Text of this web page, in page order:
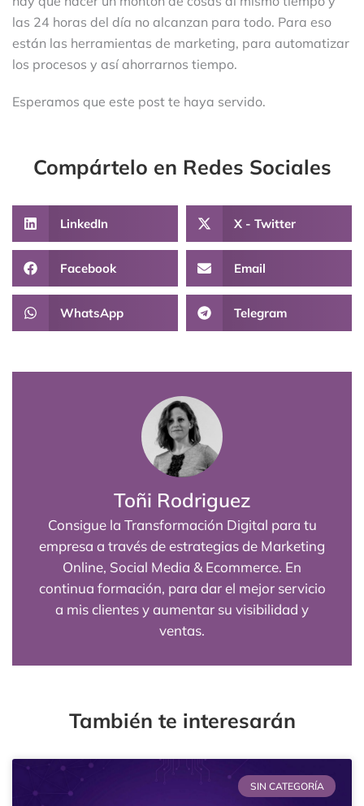
las 24 horas del día no alcanzan para todo. Para eso
están las herramientas de marketing, para automatizar
los procesos y así ahorrarnos tiempo.
Esperamos que este post te haya servido.
Compártelo en Redes Sociales
LinkedIn X - Twitter
Facebook Email
WhatsApp Telegram
Toñi Rodriguez
Consigue la Transformación Digital para tu
empresa a través de estrategias de Marketing
Online, Social Media & Ecommerce. En
continua formación, para dar el mejor servicio
a mis clientes y aumentar su visibilidad y
ventas.
También te interesarán
SIN CATEGORÍA